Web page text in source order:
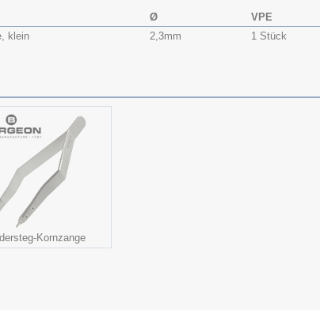
Ø VPE
klein 2,3mm 1 Stück
Kornzange